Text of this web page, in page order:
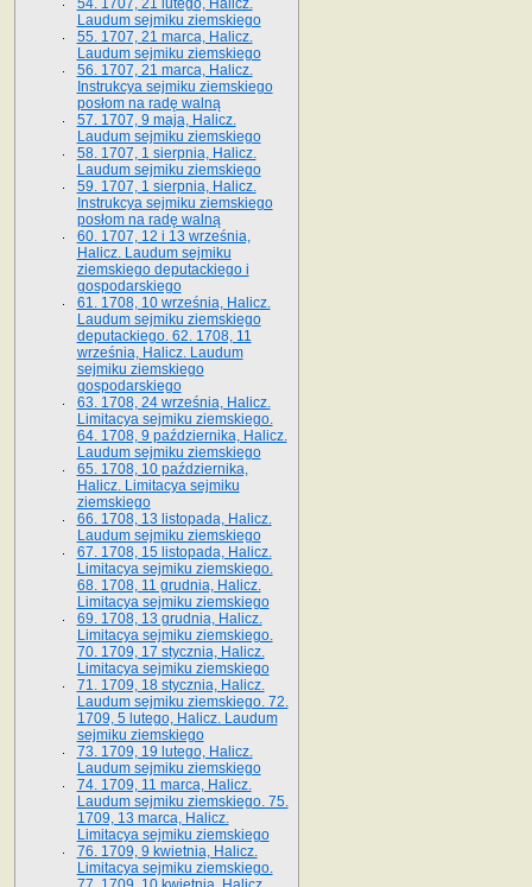
54. 1707, 21 lutego, Halicz.
Laudum sejmiku ziemskiego
55. 1707, 21 marca, Halicz.
Laudum sejmiku ziemskiego
56. 1707, 21 marca, Halicz.
Instrukcya sejmiku ziemskiego
posłom na radę walną
57. 1707, 9 maja, Halicz.
Laudum sejmiku ziemskiego
58. 1707, 1 sierpnia, Halicz.
Laudum sejmiku ziemskiego
59. 1707, 1 sierpnia, Halicz.
Instrukcya sejmiku ziemskiego
posłom na radę walną
60. 1707, 12 i 13 września,
Halicz. Laudum sejmiku
ziemskiego deputackiego i
gospodarskiego
61. 1708, 10 września, Halicz.
Laudum sejmiku ziemskiego
deputackiego. 62. 1708, 11
września, Halicz. Laudum
sejmiku ziemskiego
gospodarskiego
63. 1708, 24 września, Halicz.
Limitacya sejmiku ziemskiego.
64. 1708, 9 października, Halicz.
Laudum sejmiku ziemskiego
65­. 1708, 10 października,
Halicz. Limitacya sejmiku
ziemskiego
66. 1708, 13 listopada, Halicz.
Laudum sejmiku ziemskiego
67. 1708, 15 listopada, Halicz.
Limitacya sejmiku ziemskiego.
68. 1708, 11 grudnia, Halicz.
Limitacya sejmiku ziemskiego
69. 1708, 13 grudnia, Halicz.
Limitacya sejmiku ziemskiego.
70. 1709, 17 stycznia, Halicz.
Limitacya sejmiku ziemskiego
71. 1709, 18 stycznia, Halicz.
Laudum sejmiku ziemskiego. 72.
1709, 5 lutego, Halicz. Laudum
sejmiku ziemskiego
73. 1709, 19 lutego, Halicz.
Laudum sejmiku ziemskiego
74. 1709, 11 marca, Halicz.
Laudum sejmiku ziemskiego. 75.
1709, 13 marca, Halicz.
Limitacya sejmiku ziemskiego
76. 1709, 9 kwietnia, Halicz.
Limitacya sejmiku ziemskiego.